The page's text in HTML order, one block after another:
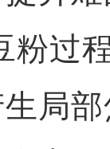
过程
局